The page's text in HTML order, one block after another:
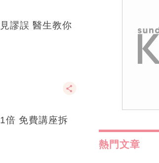
謬誤 醫生教你
倍 免費講座拆
熱門文章